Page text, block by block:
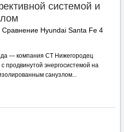
системой и
Сравнение Hyundai Santa Fe 4
— компания СТ Нижегородец
продвинутой энергосистемой на
санузлом...